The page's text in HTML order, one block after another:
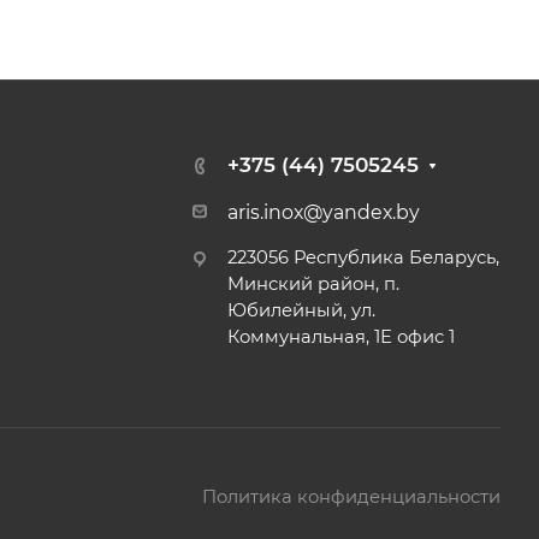
+375 (44) 7505245
aris.inox@yandex.by
223056 Республика Беларусь,
Минский район, п.
Юбилейный, ул.
Коммунальная, 1Е офис 1
Политика конфиденциальности